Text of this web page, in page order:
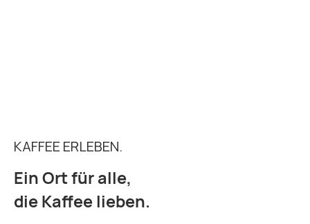
KAFFEE ERLEBEN.
Ein Ort für alle,
die Kaffee lieben.